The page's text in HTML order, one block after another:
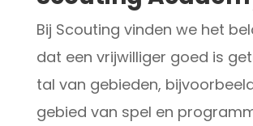
Bij Scouting vinden we het
dat een vrijwilliger goed is
tal van gebieden,
gebied van spel en